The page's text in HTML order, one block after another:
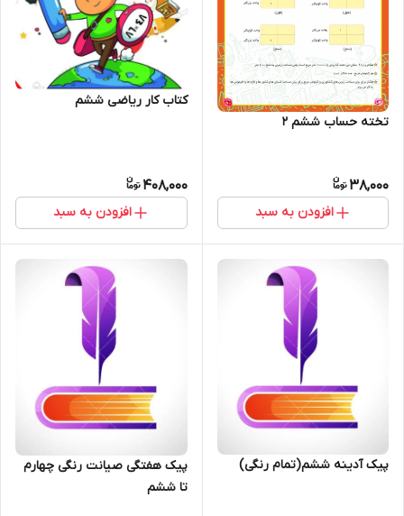
تخته حساب ششم ۲
38,000
افزودن به سبد
کتاب کار ریاضی ششم
408,000
افزودن به سبد
پیک آدینه ششم(تمام رنگی)
پیک هفتگی صیانت رنگی چهارم
تا ششم